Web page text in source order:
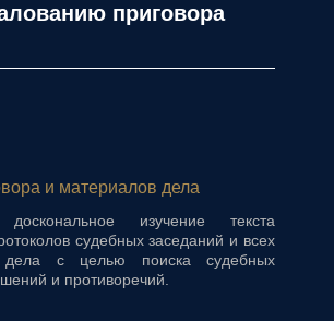
приговора
и материалов дела
доскональное изучение текста
судебных заседаний и всех
дела с целью поиска судебных
и противоречий.